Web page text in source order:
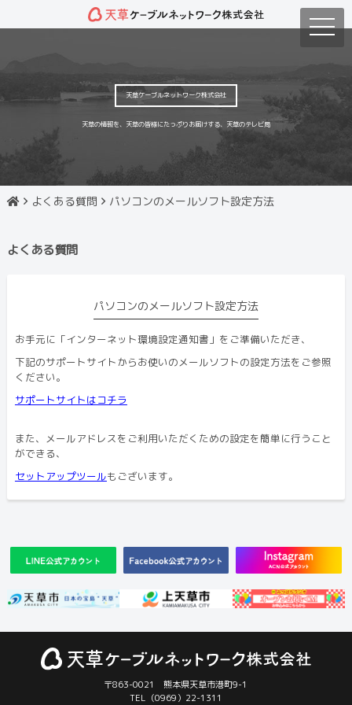
toggle
天草ケーブルネットワーク株式会社
天草の情報を、天草の皆様にたっぷりお届けする、天草のテレビ局
よくある質問 パソコンのメールソフト設定方法
よくある質問
パソコンのメールソフト設定方法
お手元に「インターネット環境設定通知書」をご準備いただき、
下記のサポートサイトからお使いのメールソフトの設定方法をご参照
ください。
サポートサイトはコチラ
また、 メールアドレスをご利用いただくための設定を簡単に行うこと
ができる、
セットアップツールもございます。
〒863-0021 熊本県天草市港町9-1
TEL（0969）22-1311